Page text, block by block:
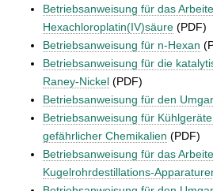
Betriebsanweisung für das
Hexachloroplatin(IV)säure (PDF)
Betriebsanweisung für n-Hexan
Betriebsanweisung für die
Raney-Nickel (PDF)
Betriebsanweisung für den
Betriebsanweisung für
gefährlicher Chemikalien (PDF)
Betriebsanweisung für das
Kugelrohrdestillations-